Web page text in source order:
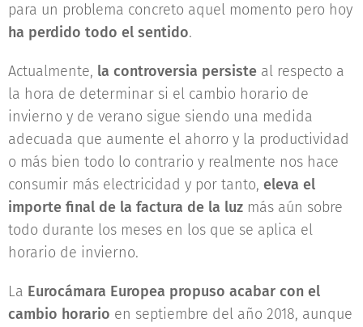
para un problema concreto aquel momento pero hoy
ha perdido todo el sentido.
Actualmente, la controversia persiste al respecto a
la hora de determinar si el cambio horario de
invierno y de verano sigue siendo una medida
adecuada que aumente el ahorro y la productividad
o más bien todo lo contrario y realmente nos hace
consumir más electricidad y por tanto, eleva el
importe final de la factura de la luz más aún sobre
todo durante los meses en los que se aplica el
horario de invierno.
La Eurocámara Europea propuso acabar con el
cambio horario en septiembre del año 2018, aunque